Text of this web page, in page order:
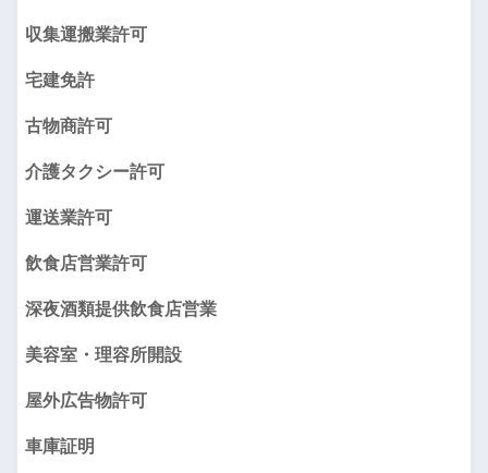
収集運搬業許可
宅建免許
古物商許可
介護タクシー許可
運送業許可
飲食店営業許可
深夜酒類提供飲食店営業
美容室・理容所開設
屋外広告物許可
車庫証明